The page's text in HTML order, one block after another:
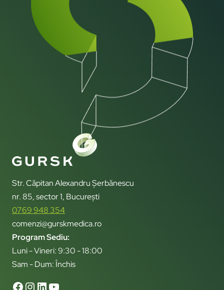
Str. Căpitan Alexandru Șerbănescu
nr. 85, sector 1, București
0769 948 354
comenzi@gurskmedica.ro
Program Sediu:
Luni - Vineri: 9:30 - 18:00
Sam - Dum: Închis